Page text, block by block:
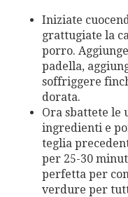
Iniziate
grattugiate la
porro.
padella,
soffriggere
dorata.
Ora sbattete le
ingredienti e
teglia
per 25-30
perfetta per
verdure per